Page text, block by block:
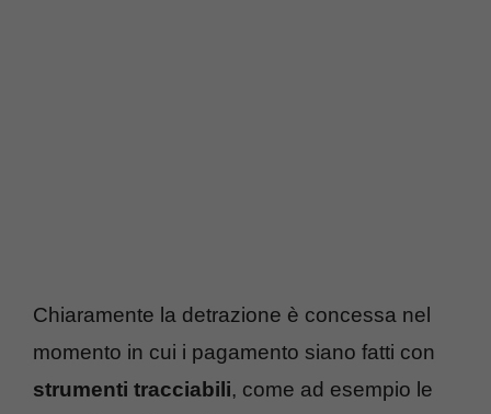
Chiaramente la detrazione è concessa nel
momento in cui i pagamento siano fatti con
strumenti tracciabili, come ad esempio le